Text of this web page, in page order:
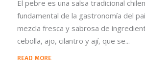
El pebre es una salsa tradicional
fundamental de la gastronomía del
mezcla fresca y sabrosa de
cebolla, ajo, cilantro y ají, que se
READ MORE